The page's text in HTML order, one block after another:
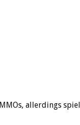
allerdings